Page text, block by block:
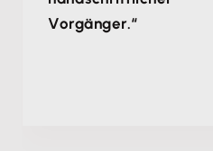
Vorgänger.“